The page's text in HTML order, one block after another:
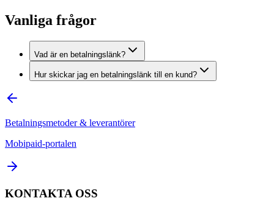
Vanliga frågor
Vad är en betalningslänk?
Hur skickar jag en betalningslänk till en kund?
Betalningsmetoder & leverantörer
Mobipaid-portalen
KONTAKTA OSS